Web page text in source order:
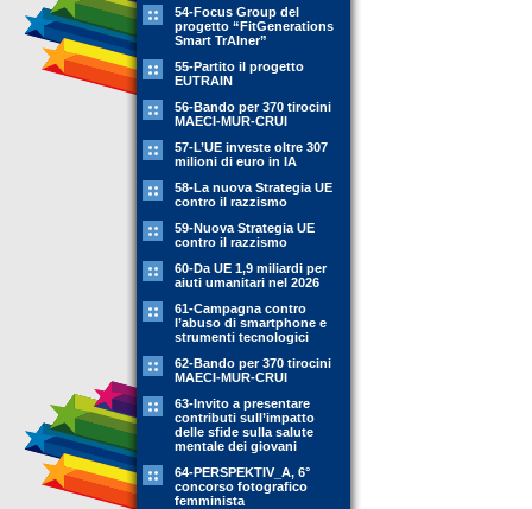
54-Focus Group del
progetto “FitGenerations
Smart TrAIner”
55-Partito il progetto
EUTRAIN
56-Bando per 370 tirocini
MAECI-MUR-CRUI
57-L’UE investe oltre 307
milioni di euro in IA
58-La nuova Strategia UE
contro il razzismo
59-Nuova Strategia UE
contro il razzismo
60-Da UE 1,9 miliardi per
aiuti umanitari nel 2026
61-Campagna contro
l’abuso di smartphone e
strumenti tecnologici
62-Bando per 370 tirocini
MAECI-MUR-CRUI
63-Invito a presentare
contributi sull’impatto
delle sfide sulla salute
mentale dei giovani
64-PERSPEKTIV_A, 6°
concorso fotografico
femminista